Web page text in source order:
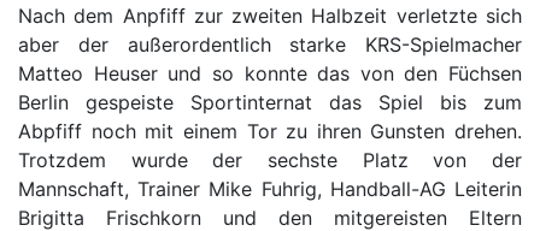
Nach dem Anpfiff zur zweiten Halbzeit verletzte sich
aber der außerordentlich starke KRS-Spielmacher
Matteo Heuser und so konnte das von den Füchsen
Berlin gespeiste Sportinternat das Spiel bis zum
Abpfiff noch mit einem Tor zu ihren Gunsten drehen.
Trotzdem wurde der sechste Platz von der
Mannschaft, Trainer Mike Fuhrig, Handball-AG Leiterin
Brigitta Frischkorn und den mitgereisten Eltern